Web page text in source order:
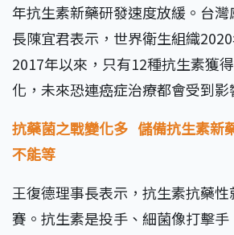
年抗生素新藥研發速度放緩。台
長陳宜君表示，世界衛生組織
2017年以來，只有12種抗生素獲
化，未來恐連癌症治療都會受到影
抗藥菌之戰變化多 儲備抗生素新
不能等
王復德理事長表示，抗生素抗藥
賽。抗生素是投手、細菌像打擊